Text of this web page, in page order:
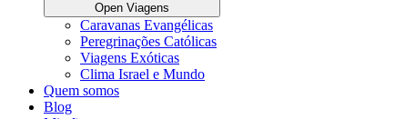
Open Viagens
Caravanas Evangélicas
Peregrinações Católicas
Viagens Exóticas
Clima Israel e Mundo
Quem somos
Blog